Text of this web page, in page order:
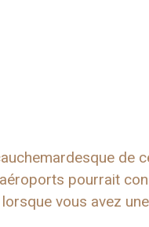
de
pourrait
vous avez